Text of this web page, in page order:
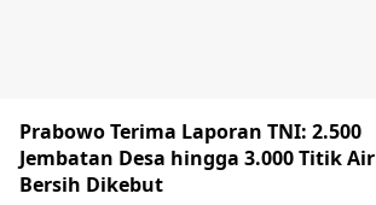
Prabowo Terima Laporan TNI: 2.500
Jembatan Desa hingga 3.000 Titik Air
Bersih Dikebut